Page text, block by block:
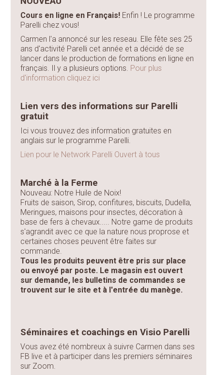
Cours en ligne en Français! Enfin ! Le programme
Parelli chez vous!
Carmen l'a annoncé sur les reseau. Elle fête ses 25
ans d'activité Parelli cet année et a décidé de se
lancer dans le production de formations en ligne en
français. Il y a plusieurs options. Pour plus
d'information cliquez ici
Lien vers des informations sur Parelli
gratuit
Ici vous trouvez des information gratuites en
anglais sur le programme Parelli.
Lien pour le Network Parelli Ouvert à tous
Marché à la Ferme
Nouveau: Notre Huile de Noix!
Fruits de saison, Sirop, confitures, biscuits, Dudella,
Meringues, maisons pour insectes, décoration à
base de fers à chevaux..... Notre game de produits
s'agrandit avec ce que la nature nous proprose et
certaines choses peuvent être faites sur
commande.
Tous les produits peuvent être pris sur place
ou envoyé par poste. Le magasin est ouvert
sur demande, les bulletins de commandes se
trouvent sur le site et à l'entrée du manège.
Séminaires et coachings en Visio Parelli
Vous avez été nombreux à suivre Carmen dans ses
FB live et à participer dans les premiers séminaires
sur Zoom.